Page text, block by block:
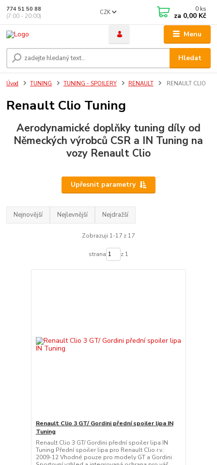
Menu
CZK
Hledat
774 51 50 88
(7:00 - 20:00)
0 ks
za 0,00 Kč
Úvod TUNING TUNING - SPOILERY RENAULT RENAULT CLIO
Renault Clio Tuning
Aerodynamické doplňky tuning díly od
Německých výrobců CSR a IN Tuning na
vozy Renault Clio
Upřesnit parametry
Nejnovější Nejlevnější Nejdražší
Zobrazuji 1-17 z 17
strana z 1
Renault Clio 3 GT/ Gordini přední spoiler lipa IN
Tuning
Renault Clio 3 GT/ Gordini přední spoiler lipa IN
Tuning Přední spoiler lipa pro Renault Clio r.v.:
2009-12 Vhodné pouze pro modely GT a Gordini